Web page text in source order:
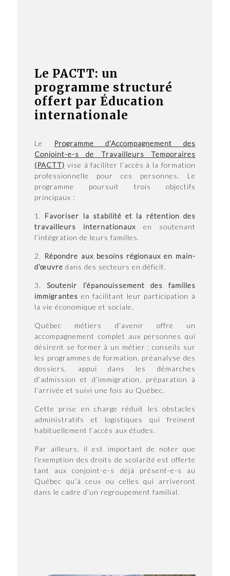
Le PACTT: un
programme structuré
offert par Éducation
internationale
Le
Programme d’Accompagnement des
Conjoint-e-s de Travailleurs Temporaires
(PACTT) vise à faciliter l’accès à la formation
professionnelle pour ces personnes. Le
programme poursuit trois objectifs
principaux :
1. Favoriser la stabilité et la rétention des
travailleurs internationaux en soutenant
l’intégration de leurs familles.
2. Répondre aux besoins régionaux en main-
d’œuvredans des secteurs en déficit.
3.Soutenir l’épanouissement des familles
immigrantes en facilitant leur participation à
la vie économique et sociale.
Québec métiers d’avenir offre un
accompagnement complet aux personnes qui
désirent se former à un métier : conseils sur
les programmes de formation, préanalyse des
dossiers, appui dans les démarches
d’admission et d’immigration, préparation à
l’arrivée et suivi une fois au Québec.
Cette prise en charge réduit les obstacles
administratifs et logistiques qui freinent
habituellement l’accès aux études.
Par ailleurs, il est important de noter que
l’exemption des droits de scolarité est offerte
tant aux conjoint-e-s déjà présent-e-s au
Québec qu’à ceux ou celles qui arriveront
dans le cadre d’un regroupement familial.